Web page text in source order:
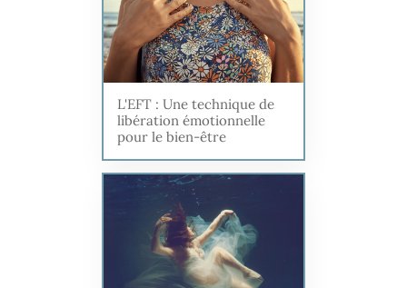
L'EFT : Une technique de
libération émotionnelle
pour le bien-être